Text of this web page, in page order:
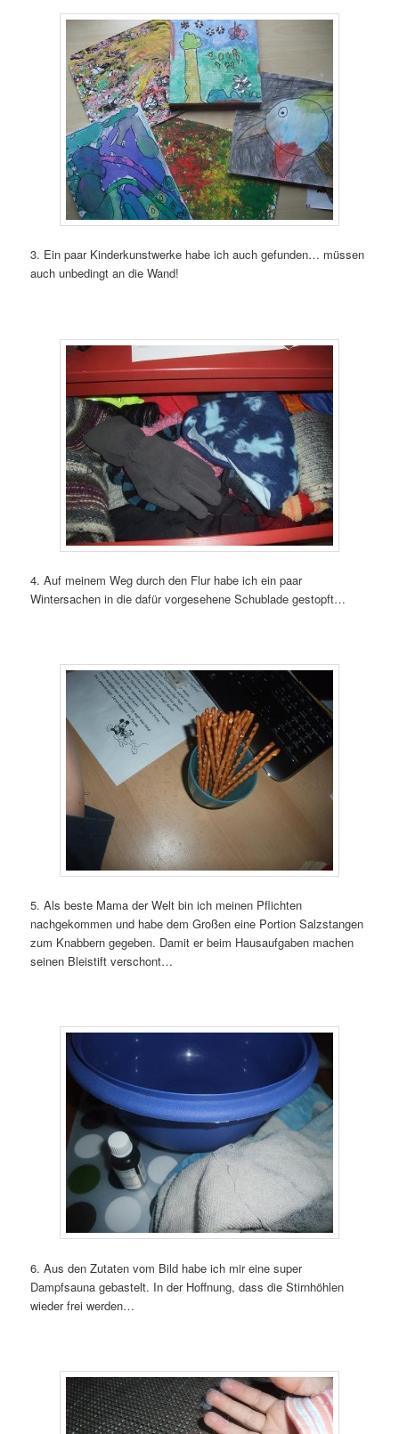
3. Ein paar Kinderkunstwerke habe ich auch gefunden… müssen
auch unbedingt an die Wand!
4. Auf meinem Weg durch den Flur habe ich ein paar
Wintersachen in die dafür vorgesehene Schublade gestopft…
5. Als beste Mama der Welt bin ich meinen Pflichten
nachgekommen und habe dem Großen eine Portion Salzstangen
zum Knabbern gegeben. Damit er beim Hausaufgaben machen
seinen Bleistift verschont…
6. Aus den Zutaten vom Bild habe ich mir eine super
Dampfsauna gebastelt. In der Hoffnung, dass die Stirnhöhlen
wieder frei werden…